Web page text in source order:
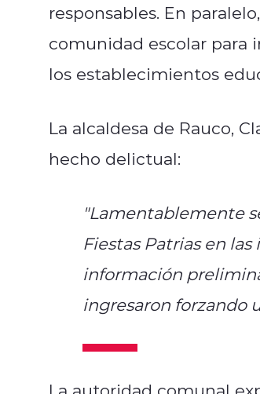
responsables. En
comunidad escolar para
los establecimientos
La alcaldesa de Rauco,
hecho delictual:
"Lamentablemente
Fiestas Patrias en
información
ingresaron forzando